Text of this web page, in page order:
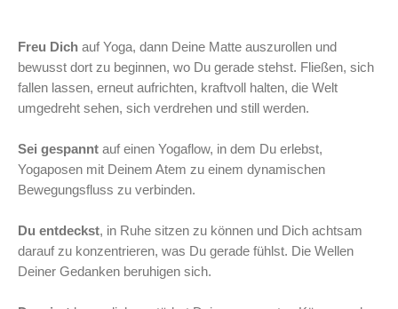
Freu Dich auf Yoga, dann Deine Matte auszurollen und
bewusst dort zu beginnen, wo Du gerade stehst. Fließen, sich
fallen lassen, erneut aufrichten, kraftvoll halten, die Welt
umgedreht sehen, sich verdrehen und still werden.
Sei gespannt auf einen Yogaflow, in dem Du erlebst,
Yogaposen mit Deinem Atem zu einem dynamischen
Bewegungsfluss zu verbinden.
Du entdeckst, in Ruhe sitzen zu können und Dich achtsam
darauf zu konzentrieren, was Du gerade fühlst. Die Wellen
Deiner Gedanken beruhigen sich.